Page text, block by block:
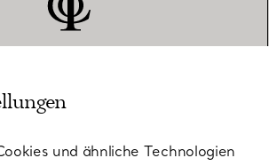
und ähnliche Technologien